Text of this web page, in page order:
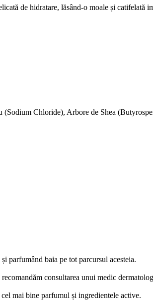
de hidratare, lăsând-o moale și
Chloride), Arbore de Shea
parfumând baia pe tot parcursul acesteia.
consultarea unui medic
mai bine parfumul și ingredientele active.